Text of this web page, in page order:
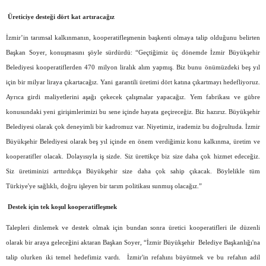
Üreticiye desteği dört kat artıracağız
İzmir’in tarımsal kalkınmanın, kooperatifleşmenin başkenti olmaya talip olduğunu belirten
Başkan Soyer, konuşmasını şöyle sürdürdü: “Geçtiğimiz üç dönemde İzmir Büyükşehir
Belediyesi kooperatiflerden 470 milyon liralık alım yapmış. Biz bunu önümüzdeki beş yıl
için bir milyar liraya çıkartacağız. Yani garantili üretimi dört katına çıkartmayı hedefliyoruz.
Ayrıca girdi maliyetlerini aşağı çekecek çalışmalar yapacağız. Yem fabrikası ve gübre
konusundaki yeni girişimlerimizi bu sene içinde hayata geçireceğiz. Biz hazırız. Büyükşehir
Belediyesi olarak çok deneyimli bir kadromuz var. Niyetimiz, irademiz bu doğrultuda. İzmir
Büyükşehir Belediyesi olarak beş yıl içinde en önem verdiğimiz konu kalkınma, üretim ve
kooperatifler olacak. Dolayısıyla iş sizde. Siz ürettikçe biz size daha çok hizmet edeceğiz.
Siz üretiminizi arttırdıkça Büyükşehir size daha çok sahip çıkacak. Böylelikle tüm
Türkiye'ye sağlıklı, doğru işleyen bir tarım politikası sunmuş olacağız.”
Destek için tek koşul kooperatifleşmek
Talepleri dinlemek ve destek olmak için bundan sonra üretici kooperatifleri ile düzenli
olarak bir araya geleceğini aktaran Başkan Soyer, “İzmir Büyükşehir Belediye Başkanlığı'na
talip olurken iki temel hedefimiz vardı. İzmir'in refahını büyütmek ve bu refahın adil